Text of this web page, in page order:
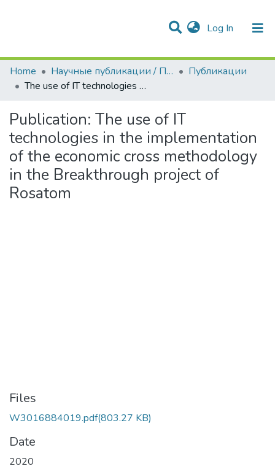
Log In (current)
Communities & Collections
Statistics
All of DSpace
Home
Научные публикации / Препринты
Публикации
The use of IT technologies in the implementation of the economic cross methodology in the Breakthrough project of Rosatom
Publication: The use of IT
technologies in the implementation
of the economic cross methodology
in the Breakthrough project of
Rosatom
Files
W3016884019.pdf(803.27 KB)
Date
2020